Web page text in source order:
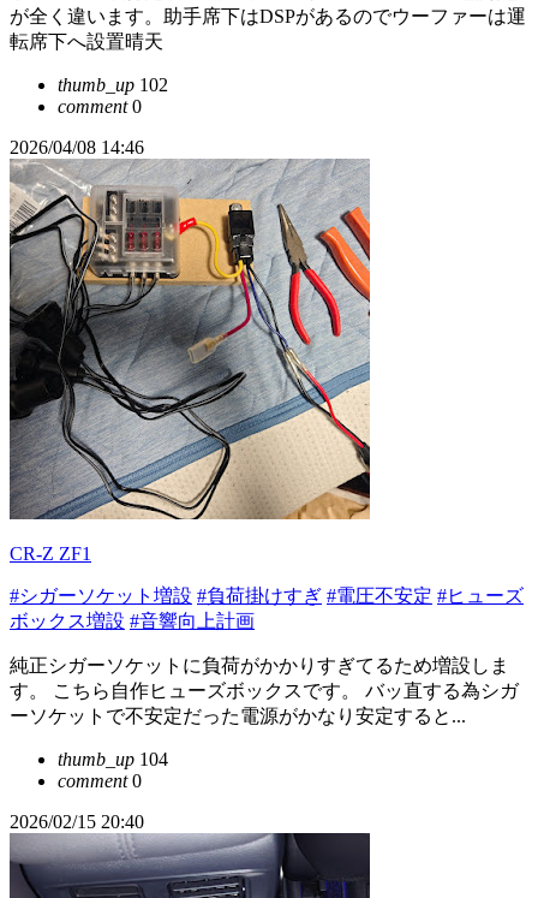
が全く違います。助手席下はDSPがあるのでウーファーは運
転席下へ設置晴天
thumb_up 102
comment0
2026/04/08 14:46
CR-Z ZF1
#シガーソケット増設 #負荷掛けすぎ #電圧不安定 #ヒューズ
ボックス増設 #音響向上計画
純正シガーソケットに負荷がかかりすぎてるため増設しま
す。 こちら自作ヒューズボックスです。 バッ直する為シガ
ーソケットで不安定だった電源がかなり安定すると...
thumb_up 104
comment0
2026/02/15 20:40